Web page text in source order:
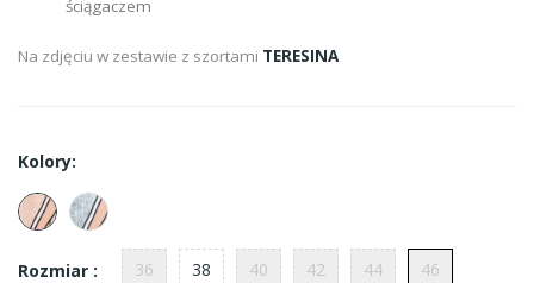
ściągaczem
Na zdjęciu w zestawie z szortami TERESINA
Kolory:
Rozmiar : 36 38 40 42 44 46